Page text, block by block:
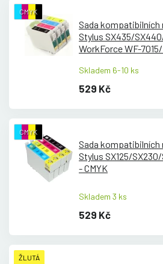
CMYK
Sada kompatibilních
Stylus SX435/
WorkForce WF-7015/
Skladem 6-10 ks
529 Kč
CMYK
Sada kompatibilních
Stylus SX125/SX230/
- CMYK
Skladem 3 ks
529 Kč
ŽLUTÁ